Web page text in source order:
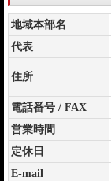
地域本部名
代表
住所
電話番号 / FAX
営業時間
定休日
E-mail